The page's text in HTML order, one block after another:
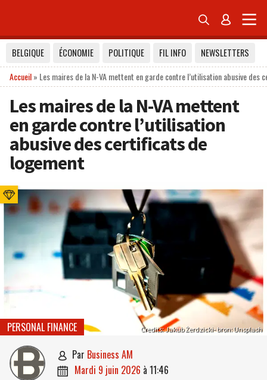
 
BELGIQUE ÉCONOMIE POLITIQUE FIL INFO
NEWSLETTERS
Accueil» Les maires de la N-VA mettent en garde contre l’utilisation abusive des
Les maires de la N-VA mettent
en garde contre l’utilisation
abusive des certificats de
logement
Credits: Jakub Żerdzicki- bron: Unsplash
PERSONAL FINANCE
 par Business AM
 mardi 9 juin 2026 à 11:46